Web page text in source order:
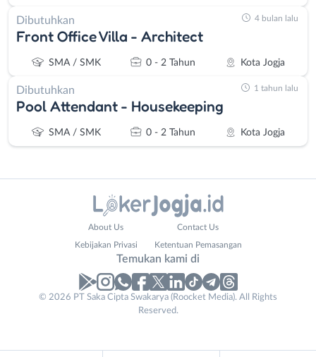
Dibutuhkan
Front Office Villa - Architect
SMA / SMK 0 - 2 Tahun Kota Jogja
4 bulan lalu
Dibutuhkan
Pool Attendant - Housekeeping
SMA / SMK 0 - 2 Tahun Kota Jogja
1 tahun lalu
About Us Contact Us
Kebijakan Privasi Ketentuan Pemasangan
Temukan kami di
© 2026 PT Saka Cipta Swakarya (Roocket Media). All Rights
Reserved.